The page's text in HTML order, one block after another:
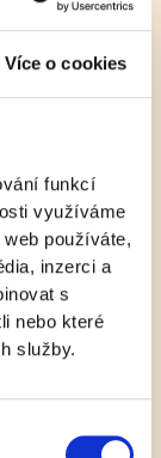
Více o cookies
funkcí
využíváme
používáte,
inzerci a
s
nebo které
služby.
lépe.
rovnými,
života, to tvoří
rodiči
tady.
máte
fungujeme